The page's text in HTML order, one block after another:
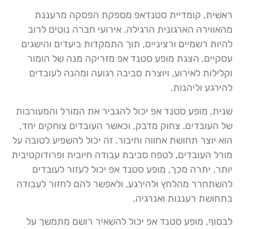
ראשית, קומדיית סטנדאפ מספקת הפסקה מרעננת
מהאווירה הארגונית הרגילה. אירועי חברה נוטים לרוב
להיות רשמיים ורציניים, תוך התמקדות ביעדים והישגים
עסקיים. הצגת מופע סטנד אפ מזריקה מנה של הומור
וקלילות לאירוע, ויוצרת סביבה רגועה ומהנה לעובדים
להירגע וליהנות.
שנית, מופע סטנד אפ יכול להגביר את המורל והמעורבות
של העובדים. צחוק מדבק, וכאשר העובדים צוחקים יחד,
הוא יוצר תחושת אחווה וחיבור. זה יכול להשפיע לטובה על
מורל העובדים, לטפח סביבת עבודה חיובית ופרודוקטיבית
יותר. יתרה מכך, מופע סטנד אפ יכול לעזור לעובדים
להשתחרר מהלחץ ולהירגע, ולאפשר להם לחזור לעבודה
בתחושת רעננות ואנרגיה.
לבסוף, מופע סטנד אפ יכול להשאיר רושם מתמשך על